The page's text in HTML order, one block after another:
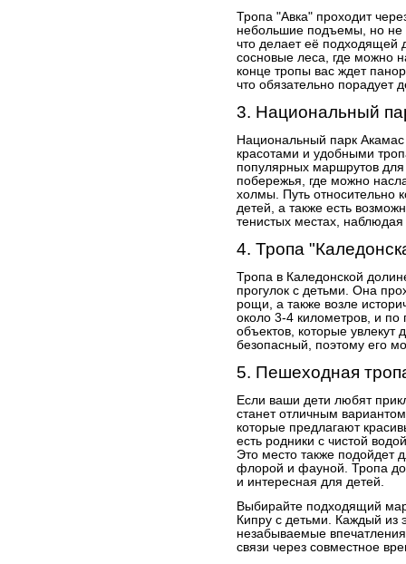
Тропа "Авка" проходит
небольшие подъемы, но не
что делает её подходящей
сосновые леса, где можно
конце тропы вас ждет
что обязательно порадует
3. Национальный
Национальный парк
красотами и удобными
популярных маршрутов
побережья, где можно
холмы. Путь относительно
детей, а также есть
тенистых местах,
4. Тропа
Тропа в Каледонской
прогулок с детьми. Она
рощи, а также возле
около 3-4 километров, и по
объектов, которые увлекут
безопасный, поэтому его
5. Пешеходная
Если ваши дети любят
станет отличным
которые предлагают
есть родники с чистой
Это место также подойдет
флорой и фауной. Тропа
и интересная для детей.
Выбирайте подходящий
Кипру с детьми. Каждый из
незабываемые
связи через совместное